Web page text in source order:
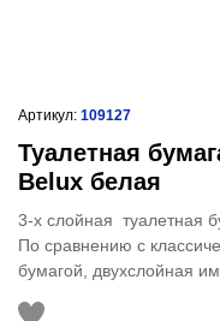
Артикул: 109127
Туалетная
Belux белая
3-х слойная туалетная
По сравнению с
бумагой, двухслойная